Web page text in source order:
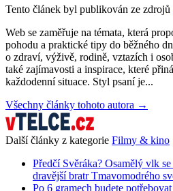
Tento článek byl publikován ze zdrojů
Web se zaměřuje na témata, která
pohodu a praktické tipy do běžného
o zdraví, výživě, rodině, vztazích i
také zajímavosti a inspirace, které
každodenní situace. Styl psaní je...
Všechny články tohoto autora →
Další články z kategorie Filmy & kino
Předčí Svěráka? Osamělý vlk
dravější bratr Tmavomodrého
Po 6 gramech budete